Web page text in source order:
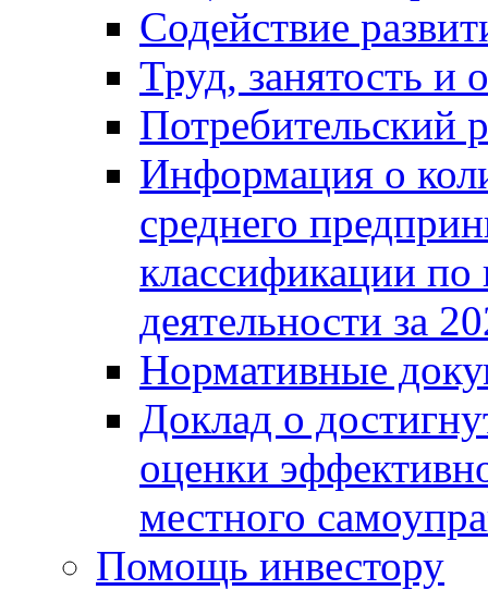
Содействие
Труд, занятость и
Потребительский
Информация о
среднего
классификации
деятельности за
Нормативные
Доклад о
оценки
местного
Помощь инвестору